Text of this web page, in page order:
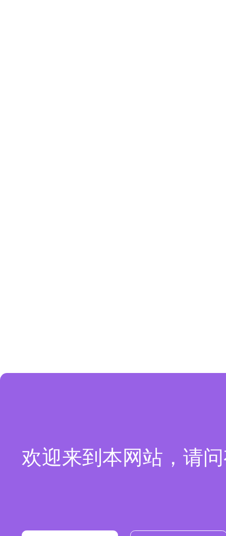
欢迎来到本网站，请